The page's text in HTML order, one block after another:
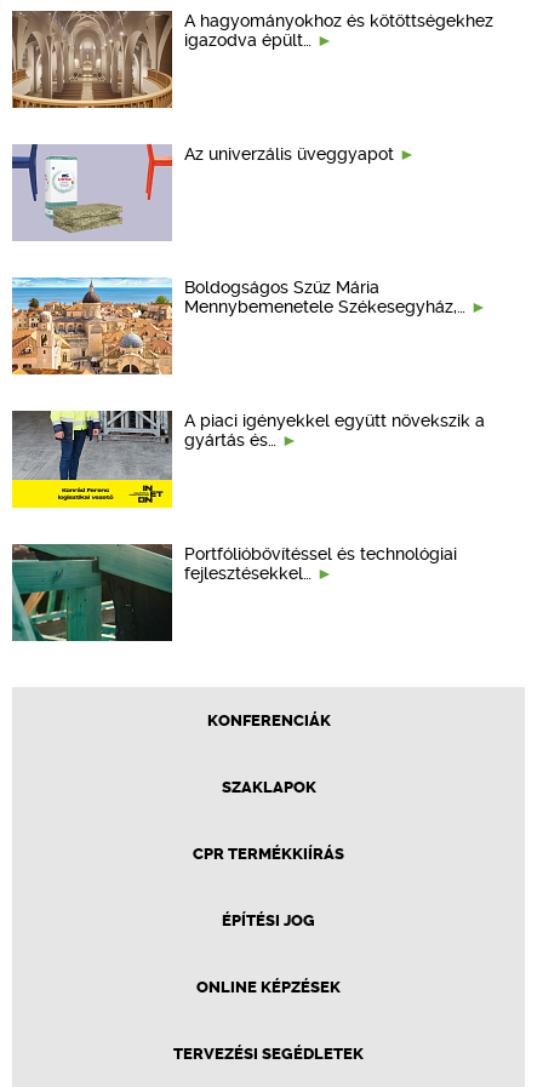
A hagyományokhoz és kötöttségekhez
igazodva épült…
Az univerzális üveggyapot
Boldogságos Szűz Mária
Mennybemenetele Székesegyház,…
A piaci igényekkel együtt növekszik a
gyártás és…
Portfólióbővítéssel és technológiai
fejlesztésekkel…
KONFERENCIÁK
SZAKLAPOK
CPR TERMÉKKIÍRÁS
ÉPÍTÉSI JOG
ONLINE KÉPZÉSEK
TERVEZÉSI SEGÉDLETEK